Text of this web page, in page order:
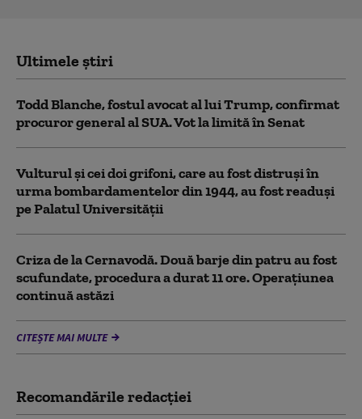
Ultimele știri
Todd Blanche, fostul avocat al lui Trump, confirmat
procuror general al SUA. Vot la limită în Senat
Vulturul şi cei doi grifoni, care au fost distruşi în
urma bombardamentelor din 1944, au fost readuși
pe Palatul Universității
Criza de la Cernavodă. Două barje din patru au fost
scufundate, procedura a durat 11 ore. Operațiunea
continuă astăzi
CITEȘTE MAI MULTE
Recomandările redacţiei